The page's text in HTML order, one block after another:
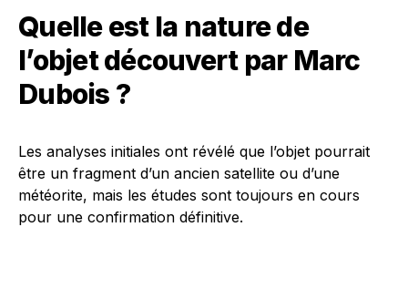
Quelle est la nature de
l’objet découvert par Marc
Dubois ?
Les analyses initiales ont révélé que l’objet pourrait
être un fragment d’un ancien satellite ou d’une
météorite, mais les études sont toujours en cours
pour une confirmation définitive.